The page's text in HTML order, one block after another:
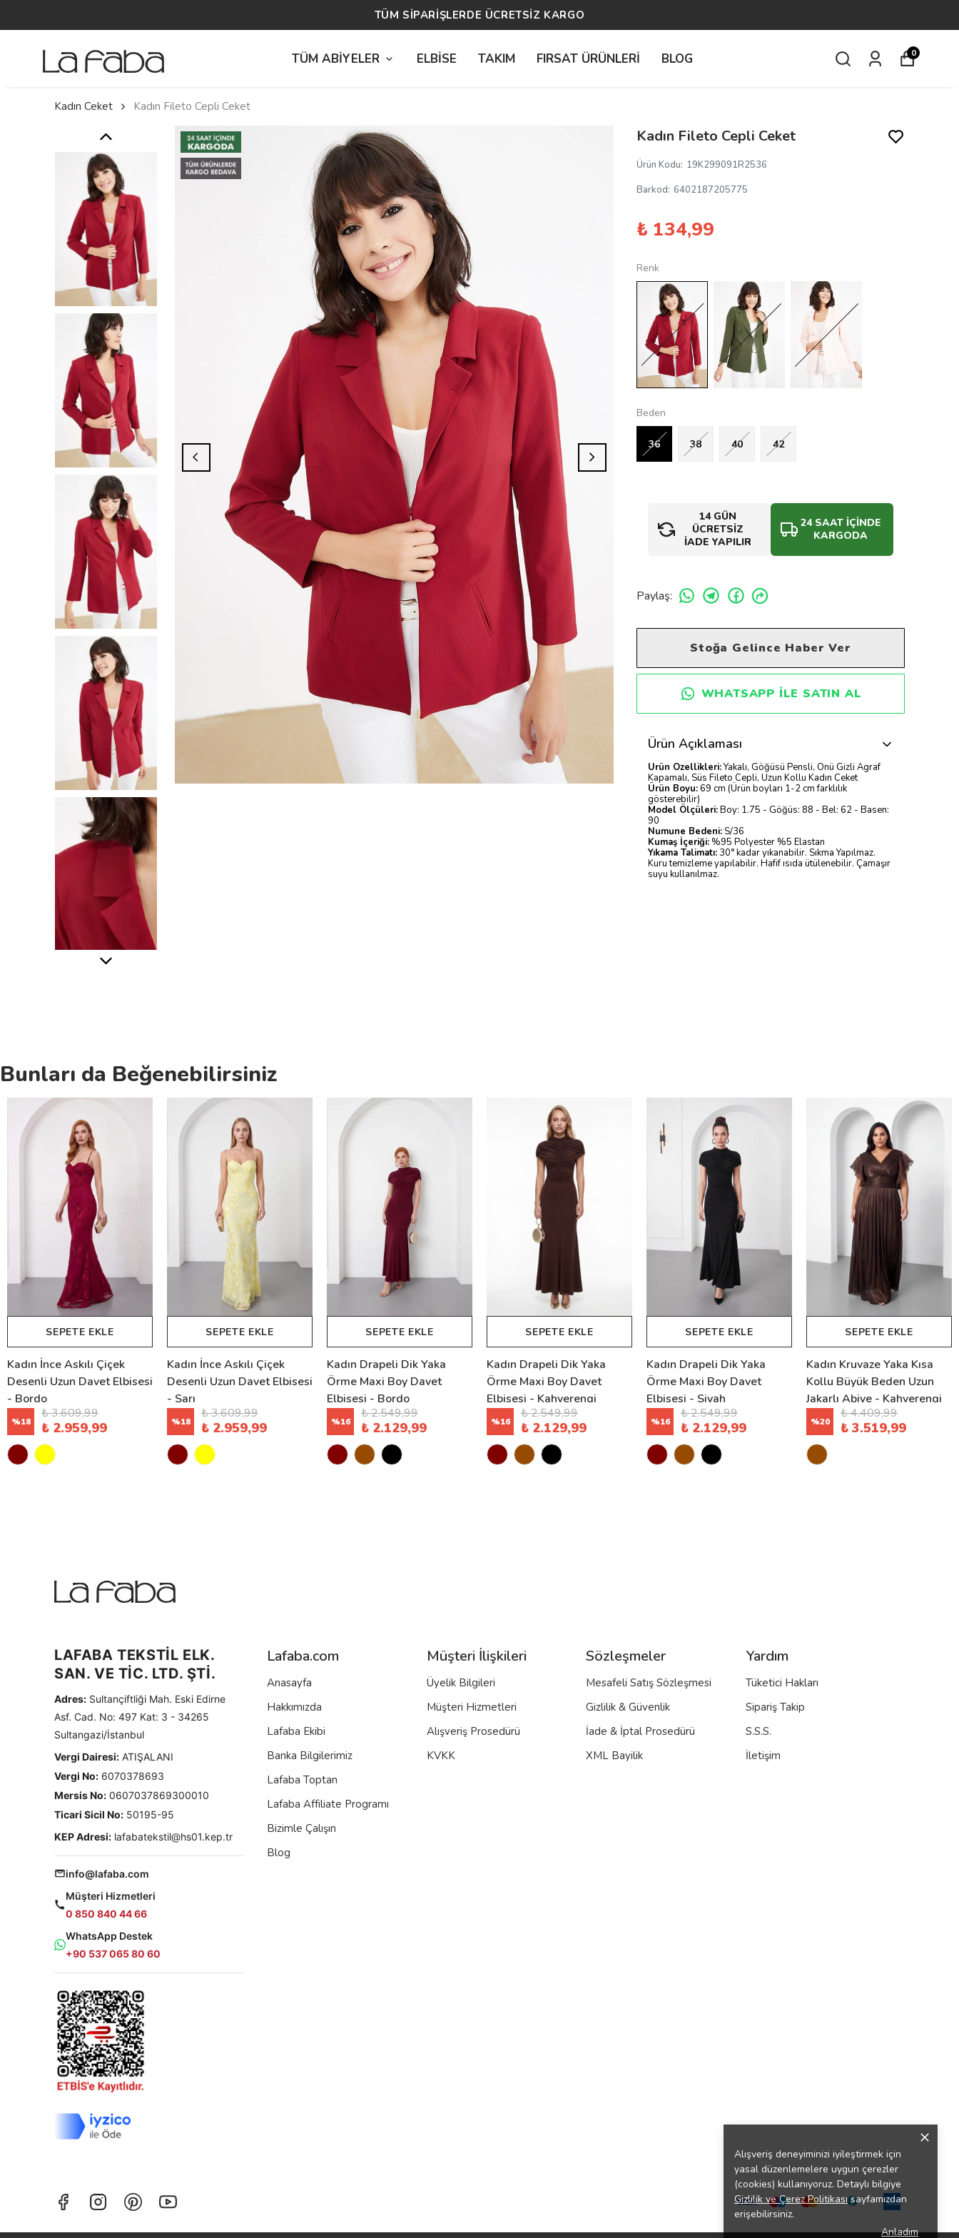
14 GÜN ÜCRETSİZ İADE
TÜM ABİYELER ELBİSE TAKIM FIRSAT ÜRÜNLERİ BLOG 0
Alışveriş deneyiminizi iyileştirmek için
yasal düzenlemelere uygun çerezler
(cookies) kullanıyoruz. Detaylı bilgiye
Gizlilik ve Çerez Politikasısayfamızdan
erişebilirsiniz.
Anladım
Kadın Ceket Kadın Fileto Cepli Ceket
Kadın Fileto Cepli Ceket
Ürün Kodu: 19K299091R2536
Barkod: 6402187205775
₺ 134,99
Renk
Beden
36 38 40 42
14 GÜN
ÜCRETSİZ
İADE YAPILIR
24 SAAT İÇİNDE
KARGODA
Paylaş:
Stoğa Gelince Haber Ver
WHATSAPP ILE SATIN AL
Ürün Açıklaması
Ürün Özellikleri:Yakalı, Göğüsü Pensli, Önü Gizli Agraf
Kapamalı, Süs Fileto Cepli, Uzun Kollu Kadın Ceket
Ürün Boyu:69 cm (Ürün boyları 1-2 cm farklılık
gösterebilir)
Model Ölçüleri:Boy: 1.75 - Göğüs: 88 - Bel: 62 - Basen:
90
Numune Bedeni: S/36
Kumaş İçeriği: %95 Polyester %5 Elastan
Yıkama Talimatı:30° kadar yıkanabilir. Sıkma Yapılmaz.
Kuru temizleme yapılabilir. Hafif ısıda ütülenebilir. Çamaşır
suyu kullanılmaz.
Bunları da Beğenebilirsiniz
SEPETE EKLE
Kadın İnce Askılı Çiçek
Desenli Uzun Davet Elbisesi
- Bordo
%18
₺ 3.609,99
₺ 2.959,99
SEPETE EKLE
Kadın İnce Askılı Çiçek
Desenli Uzun Davet Elbisesi
- Sarı
%18
₺ 3.609,99
₺ 2.959,99
SEPETE EKLE
Kadın Drapeli Dik Yaka
Örme Maxi Boy Davet
Elbisesi - Bordo
%16
₺ 2.549,99
₺ 2.129,99
SEPETE EKLE
Kadın Drapeli Dik Yaka
Örme Maxi Boy Davet
Elbisesi - Kahverengi
%16
₺ 2.549,99
₺ 2.129,99
SEPETE EKLE
Kadın Drapeli Dik Yaka
Örme Maxi Boy Davet
Elbisesi - Siyah
%16
₺ 2.549,99
₺ 2.129,99
SEPETE EKLE
Kadın Kruvaze Yaka Kısa
Kollu Büyük Beden Uzun
Jakarlı Abiye - Kahverengi
%20
₺ 4.409,99
₺ 3.519,99
Lafaba.com
Anasayfa
Hakkımızda
Lafaba Ekibi
Banka Bilgilerimiz
Lafaba Toptan
Lafaba Affiliate Programı
Bizimle Çalışın
Blog
Müşteri İlişkileri
Üyelik Bilgileri
Müşteri Hizmetleri
Alışveriş Prosedürü
KVKK
Sözleşmeler
Mesafeli Satış Sözleşmesi
Gizlilik & Güvenlik
İade & İptal Prosedürü
XML Bayilik
Yardım
Tüketici Hakları
Sipariş Takip
S.S.S.
İletişim
LAFABA TEKSTİL ELK.
SAN. VE TİC. LTD. ŞTİ.
Adres: Sultançiftliği Mah. Eski Edirne
Asf. Cad. No: 497 Kat: 3 - 34265
Sultangazi/İstanbul
Vergi Dairesi: ATIŞALANI
Vergi No: 6070378693
Mersis No: 0607037869300010
Ticari Sicil No: 50195-95
KEP Adresi: lafabatekstil@hs01.kep.tr
info@lafaba.com
Müşteri Hizmetleri
0 850 840 44 66
WhatsApp Destek
+90 537 065 80 60